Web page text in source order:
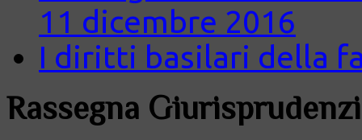
11 dicembre 2016
I diritti basilari della
Rassegna